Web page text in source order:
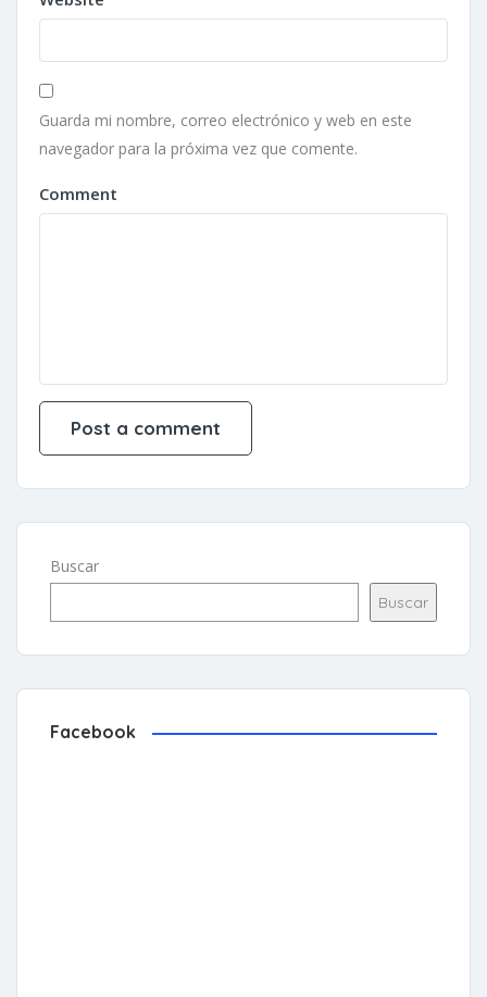
Guarda mi nombre, correo electrónico y web en este
navegador para la próxima vez que comente.
Comment
Buscar
Buscar
Facebook